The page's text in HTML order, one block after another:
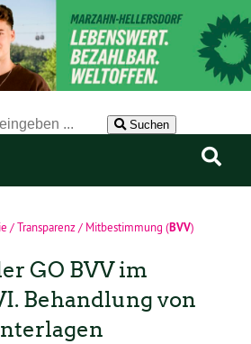
Suchen
/ Transparenz / Mitbestimmung (BVV)
GO BVV im
Behandlung von